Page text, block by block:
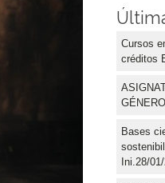
Cursos
créditos
Bases
Ini.28/